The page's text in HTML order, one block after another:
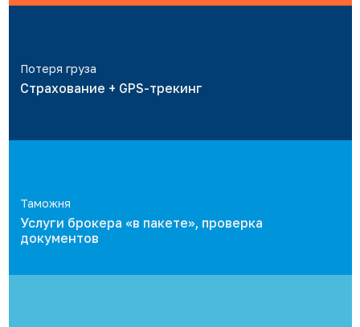
Потеря груза
Страхование + GPS-трекинг
Таможня
Услуги брокера «в пакете», проверка
документов